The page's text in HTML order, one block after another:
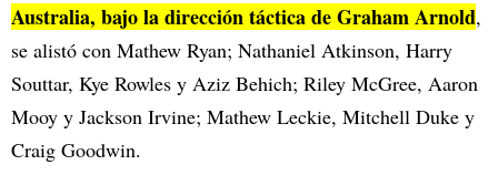
Australia, bajo la dirección táctica de Graham Arnold,
se alistó con Mathew Ryan; Nathaniel Atkinson, Harry
Souttar, Kye Rowles y Aziz Behich; Riley McGree, Aaron
Mooy y Jackson Irvine; Mathew Leckie, Mitchell Duke y
Craig Goodwin.